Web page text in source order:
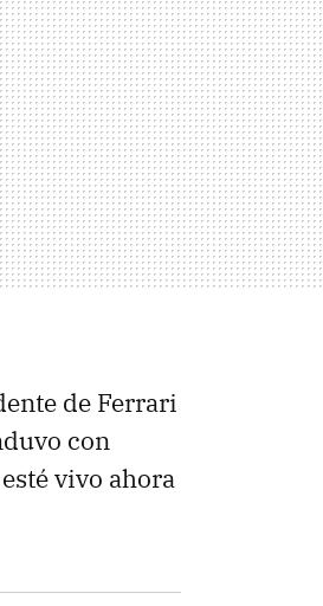
de Ferrari
con
vivo ahora